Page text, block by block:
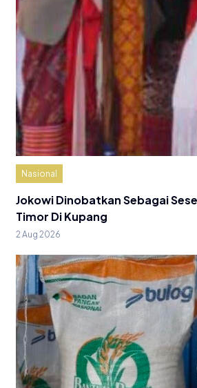
Nasional
Jokowi Dinobatkan Sebagai
Timor Di Kupang
2 Aug 2026